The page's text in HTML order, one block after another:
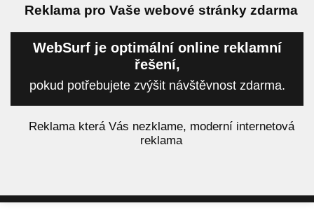
Reklama pro Vaše webové stránky zdarma
WebSurf je optimální online reklamní
řešení,
pokud potřebujete zvýšit návštěvnost zdarma.
Reklama která Vás nezklame, moderní internetová
reklama